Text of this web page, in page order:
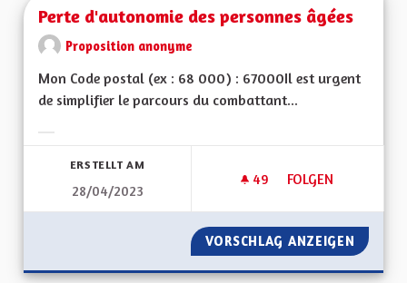
Perte d'autonomie des personnes âgées
Proposition anonyme
Mon Code postal (ex : 68 000) : 67000Il est urgent
de simplifier le parcours du combattant...
ERSTELLT AM
28/04/2023
49 49 FOLLOWER
FOLGEN
PERTE
VORSCHLAG ANZEIGEN